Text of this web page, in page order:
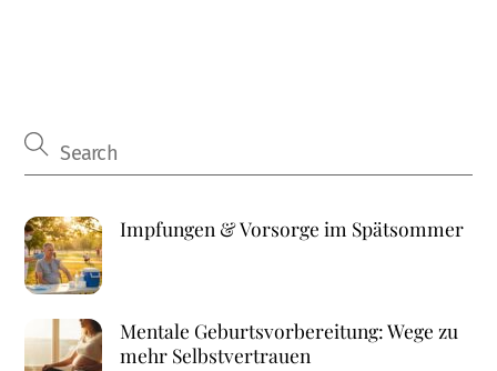
Impfungen & Vorsorge im Spätsommer
Mentale Geburtsvorbereitung: Wege zu
mehr Selbstvertrauen